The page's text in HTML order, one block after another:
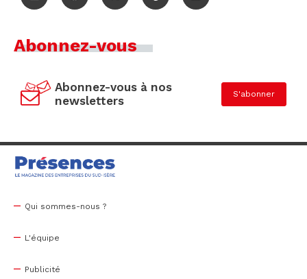
Abonnez-vous
Abonnez-vous à nos
newsletters
S'abonner
Qui sommes-nous ?
L'équipe
Publicité